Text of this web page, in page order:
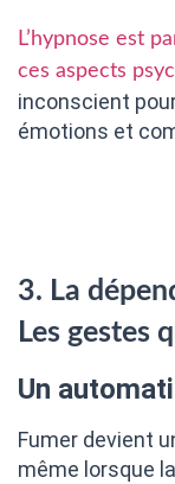
L’hypnose est
ces aspects
inconscient
émotions et
3. La
Les gestes
Un
Fumer devient
même lorsque